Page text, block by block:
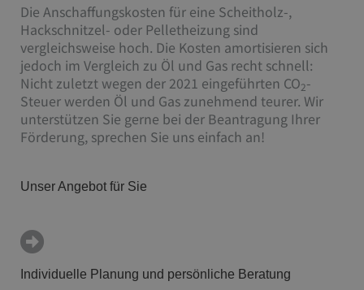
Die Anschaffungskosten für eine Scheitholz-,
Hackschnitzel- oder Pelletheizung sind
vergleichsweise hoch. Die Kosten amortisieren sich
jedoch im Vergleich zu Öl und Gas recht schnell:
Nicht zuletzt wegen der 2021 eingeführten CO2-
Steuer werden Öl und Gas zunehmend teurer. Wir
unterstützen Sie gerne bei der Beantragung Ihrer
Förderung, sprechen Sie uns einfach an!
Unser Angebot für Sie
Individuelle Planung und persönliche Beratung